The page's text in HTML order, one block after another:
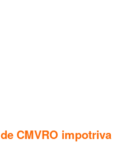
CMVRO impotriva